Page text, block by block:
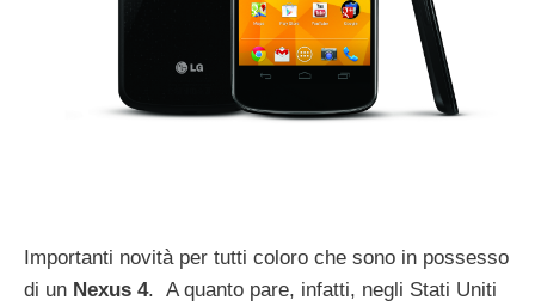
Importanti novità per tutti coloro che sono in possesso
di un Nexus 4. A quanto pare, infatti, negli Stati Uniti